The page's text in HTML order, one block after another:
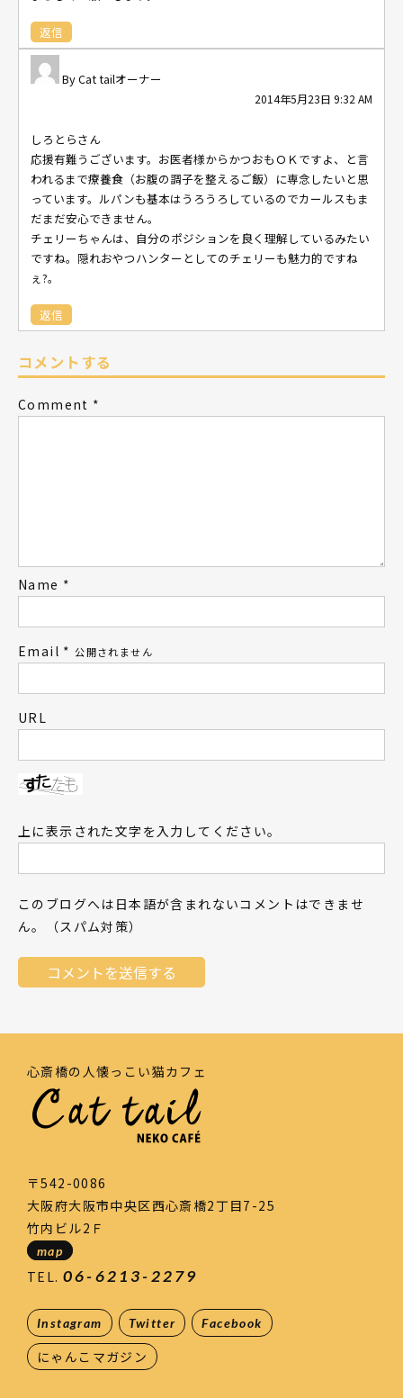
返信
Cat tailオーナー
2014年5月23日 9:32 AM
しろとらさん
応援有難うございます。お医者様からかつおもＯＫですよ、と言
われるまで療養食（お腹の調子を整えるご飯）に専念したいと思
っています。ルパンも基本はうろうろしているのでカールスもま
だまだ安心できません。
チェリーちゃんは、自分のポジションを良く理解しているみたい
ですね。隠れおやつハンターとしてのチェリーも魅力的ですね
ぇ?。
返信
コメントする
Comment *
Name *
Email * 公開されません
URL
上に表示された文字を入力してください。
このブログへは日本語が含まれないコメントはできませ
ん。（スパム対策）
心斎橋の人懐っこい猫カフェ
〒542-0086
大阪府大阪市中央区西心斎橋2丁目7-25
竹内ビル2Ｆ
map
TEL. 06-6213-2279
Instagram Twitter Facebook
にゃんこマガジン